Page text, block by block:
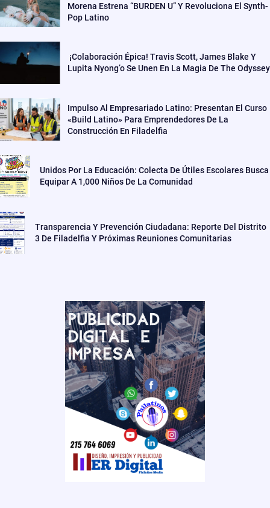
Morena Estrena “BURDEN U” Y Revoluciona El Synth-
Pop Latino
¡Colaboración Épica! Travis Scott, James Blake Y
Lupita Nyong’o Se Unen En La Magia De The Odyssey
Impulso Al Empresariado Latino: Presentan El Curso
«Build Latino» Para Emprendedores De La
Construcción En Filadelfia
Unidos Por La Educación: Colecta De Útiles Escolares Busca
Equipar A 1,000 Niños De La Comunidad
Transparencia Y Prevención Ciudadana: Reporte Del Distrito
3 De Filadelfia Y Próximas Reuniones Comunitarias